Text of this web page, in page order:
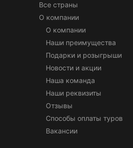
Все страны
О компании
О компании
Наши преимущества
Подарки и розыгрыши
Новости и акции
Наша команда
Наши реквизиты
Отзывы
Способы оплаты туров
Вакансии